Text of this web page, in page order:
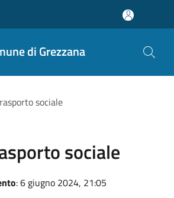
di Grezzana
sociale
sociale
: 6 giugno 2024, 21:05